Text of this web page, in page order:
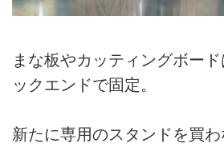
まな板やカッティングボー
ックエンドで固定。
新たに専用のスタンドを買